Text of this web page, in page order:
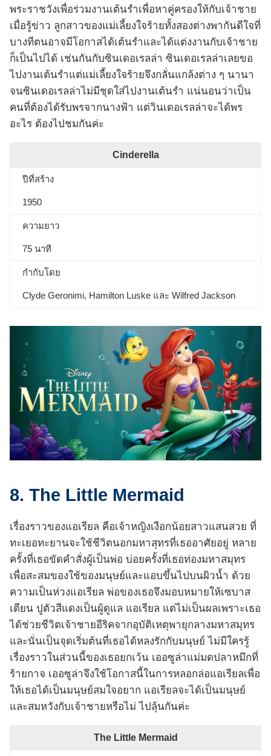
พระราชวังเพื่อร่วมงานเต้นรำเพื่อหาคู่ครองให้กับเจ้าชาย
เมื่อรู้ข่าว ลูกสาวของแม่เลี้ยงใจร้ายทั้งสองต่างพากันดีใจที่
บางทีตนอาจมีโอกาสได้เต้นรำและได้แต่งงานกับเจ้าชาย
ก็เป็นไปได้ เช่นกันกับซินเดอเรลล่า ซินเดอเรลล่าเลยขอ
ไปงานเต้นรำแต่แม่เลี้ยงใจร้ายจึงกลั่นแกล้งต่าง ๆ นานา
จนซินเดอเรลล่าไม่มีชุดใส่ไปงานเต้นรำ แน่นอนว่าเป็น
คนที่ต้องได้รับพรจากนางฟ้า แต่วินเดอเรลล่าจะได้พร
อะไร ต้องไปชมกันค่ะ
Cinderella
ปีที่สร้าง
1950
ความยาว
75 นาที
กำกับโดย
Clyde Geronimi, Hamilton Luske และ Wilfred Jackson
8. The Little Mermaid
เรื่องราวของแอเรียล คือเจ้าหญิงเงือกน้อยสาวแสนสวย ที่
ทะเยอทะยานจะใช้ชีวิตนอกมหาสุทรที่เธออาศัยอยู่ หลาย
ครั้งที่เธอขัดคำสั่งผู้เป็นพ่อ บ่อยครั้งที่เธอท่องมหาสมุทร
เพื่อสะสมของใช้ของมนุษย์และแอบขึ้นไปบนผิวน้ำ ด้วย
ความเป็นห่วงแอเรียล พ่อของเธอจึงมอบหมายให้เซบาส
เตียน ปูตัวสีแดงเป็นผู้ดูแล แอเรียล แต่ไม่เป็นผลเพราะเธอ
ได้ช่วยชีวิตเจ้าชายอีริคจากอุบัติเหตุพายุกลางมหาสมุทร
และนั่นเป็นจุดเริ่มต้นที่เธอได้หลงรักกับมนุษย์ ไม่มีใครรู้
เรื่องราวในส่วนนี้ของเธอยกเว้น เออซูล่าแม่มดปลาหมึกที่
ร้ายกาจ เออซูล่าจึงใช้โอกาสนี้ในการหลอกล่อแอเรียลเพื่อ
ให้เธอได้เป็นมนุษย์สมใจอยาก แอเรียลจะได้เป็นมนุษย์
และสมหวังกับเจ้าชายหรือไม่ ไปลุ้นกันค่ะ
The Little Mermaid